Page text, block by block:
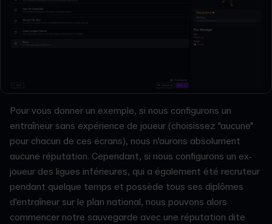
Pour vous donner un exemple, si nous configurons un
entraîneur sans expérience de joueur (choisissez "aucune"
pour chacun de ces écrans), nous n'aurons absolument
aucune réputation. Cependant, si nous configurons un ex-
joueur des ligues inférieures, qui a également été recruteur
pendant quelque temps et possède tous ses diplômes
d'entraîneur sur le plan national, nous pouvons alors
commencer notre sauvegarde avec une réputation dite